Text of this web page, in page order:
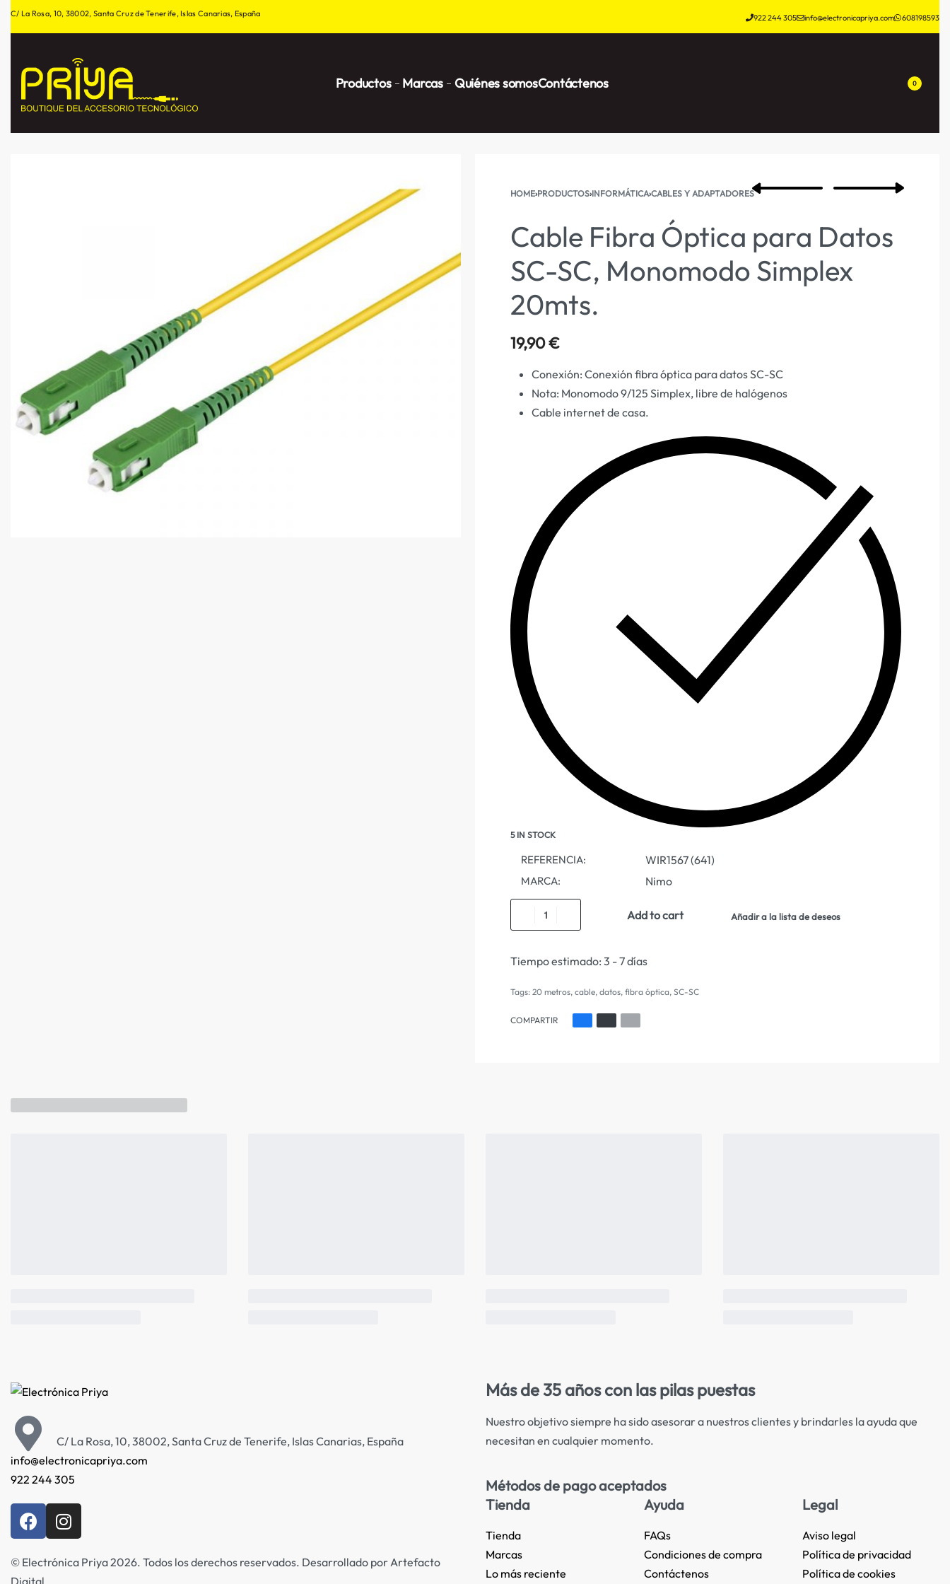
C/ La Rosa, 10, 38002, Santa Cruz de Tenerife, Islas Canarias, España 922 244 305 info@electronicapriya.com 608198593
Productos Marcas Quiénes somosContáctenos 0
HOME›PRODUCTOS›INFORMÁTICA›CABLES Y ADAPTADORES
Cable Fibra Óptica para Datos
SC-SC, Monomodo Simplex
20mts.
19,90€
Conexión: Conexión fibra óptica para datos SC-SC
Nota: Monomodo 9/125 Simplex, libre de halógenos
Cable internet de casa.
5 IN STOCK
REFERENCIA: WIR1567 (641)
MARCA: Nimo
Add to cart Añadir a la lista de deseos
Tiempo estimado: 3 - 7 días
Tags: 20 metros, cable, datos, fibra óptica, SC-SC
COMPARTIR
C/ La Rosa, 10, 38002, Santa Cruz de Tenerife, Islas Canarias, España
info@electronicapriya.com
922 244 305
© Electrónica Priya 2026. Todos los derechos reservados. Desarrollado por Artefacto
Más de 35 años con las pilas puestas
Nuestro objetivo siempre ha sido asesorar a nuestros clientes y brindarles la ayuda que
necesitan en cualquier momento.
Métodos de pago aceptados
Tienda
Tienda
Marcas
Lo más reciente​
Ayuda
FAQs
Condiciones de compra
Contáctenos
Legal
Aviso legal
Política de privacidad
Política de cookies